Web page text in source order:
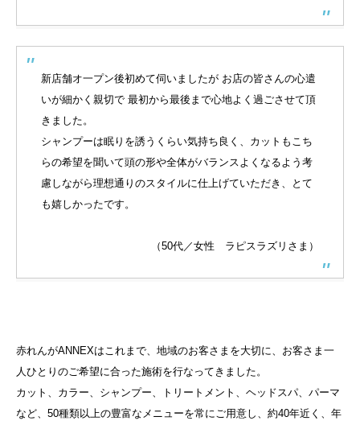
新店舗オ一プン後初めて伺いましたが お店の皆さんの心遣
いが細かく親切で 最初から最後まで心地よく過ごさせて頂
きました。
シャンプーは眠りを誘うくらい気持ち良く、カットもこち
らの希望を聞いて頭の形や全体がバランスよくなるよう考
慮しながら理想通りのスタイルに仕上げていただき、とて
も嬉しかったです。
（50代／女性 ラピスラズリさま）
赤れんがANNEXはこれまで、地域のお客さまを大切に、お客さま一
人ひとりのご希望に合った施術を行なってきました。
カット、カラー、シャンプー、トリートメント、ヘッドスパ、パーマ
など、50種類以上の豊富なメニューを常にご用意し、約40年近く、年